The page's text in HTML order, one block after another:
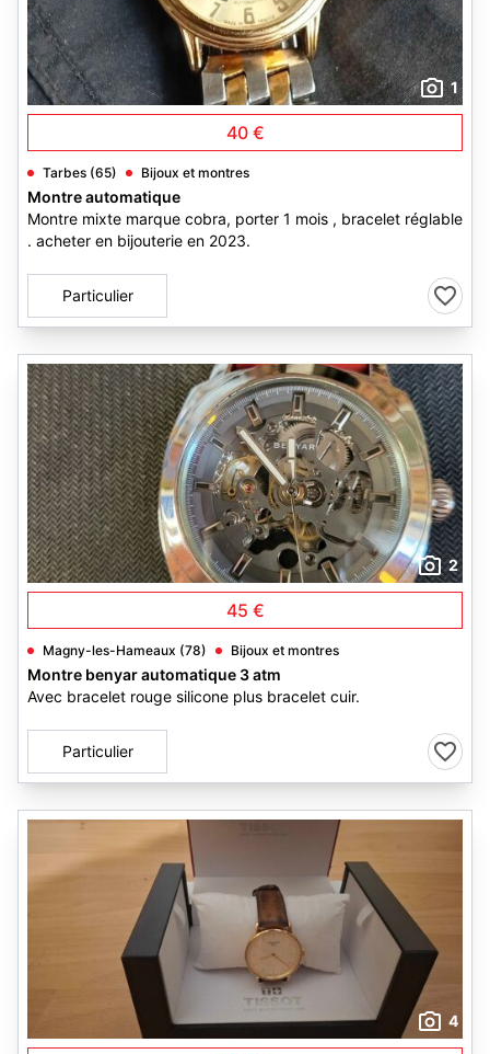
1
40 €
Tarbes (65) Bijoux et montres
Montre automatique
Montre mixte marque cobra, porter 1 mois , bracelet réglable
. acheter en bijouterie en 2023.
Particulier
2
45 €
Magny-les-Hameaux (78) Bijoux et montres
Montre benyar automatique 3 atm
Avec bracelet rouge silicone plus bracelet cuir.
Particulier
4